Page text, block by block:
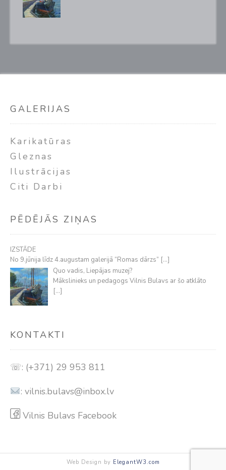
GALERIJAS
Karikatūras
Gleznas
Ilustrācijas
Citi Darbi
PĒDĒJĀS ZIŅAS
IZSTĀDE
No 9.jūnija līdz 4.augustam galerijā “Romas dārzs” […]
Quo vadis, Liepājas muzej?
Mākslinieks un pedagogs Vilnis Bulavs ar šo atklāto
[…]
KONTAKTI
☏: (+371) 29 953 811
: vilnis.bulavs@inbox.lv
Vilnis Bulavs Facebook
Web Design by ElegantW3.com